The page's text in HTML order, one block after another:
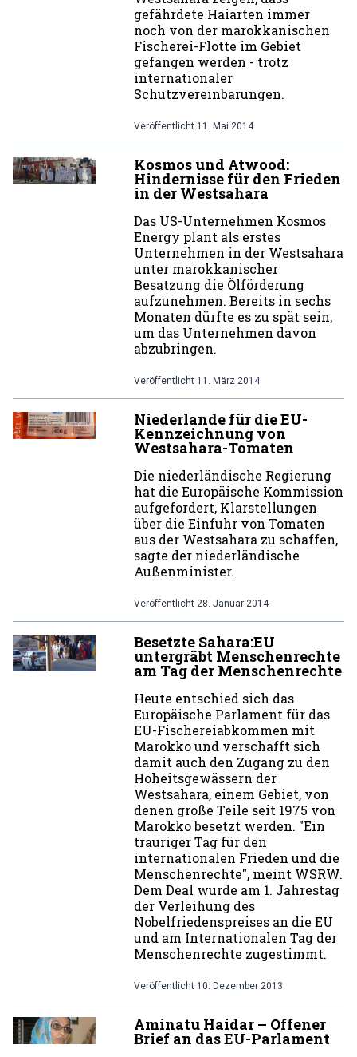
gefährdete Haiarten immer
noch von der marokkanischen
Fischerei-Flotte im Gebiet
gefangen werden - trotz
internationaler
Schutzvereinbarungen.
Veröffentlicht 11. Mai 2014
Kosmos und Atwood:
Hindernisse für den Frieden
in der Westsahara
Das US-Unternehmen Kosmos
Energy plant als erstes
Unternehmen in der Westsahara
unter marokkanischer
Besatzung die Ölförderung
aufzunehmen. Bereits in sechs
Monaten dürfte es zu spät sein,
um das Unternehmen davon
abzubringen.
Veröffentlicht 11. März 2014
Niederlande für die EU-
Kennzeichnung von
Westsahara-Tomaten
Die niederländische Regierung
hat die Europäische Kommission
aufgefordert, Klarstellungen
über die Einfuhr von Tomaten
aus der Westsahara zu schaffen,
sagte der niederländische
Außenminister.
Veröffentlicht 28. Januar 2014
Besetzte Sahara:EU
untergräbt Menschenrechte
am Tag der Menschenrechte
Heute entschied sich das
Europäische Parlament für das
EU-Fischereiabkommen mit
Marokko und verschafft sich
damit auch den Zugang zu den
Hoheitsgewässern der
Westsahara, einem Gebiet, von
denen große Teile seit 1975 von
Marokko besetzt werden. "Ein
trauriger Tag für den
internationalen Frieden und die
Menschenrechte", meint WSRW.
Dem Deal wurde am 1. Jahrestag
der Verleihung des
Nobelfriedenspreises an die EU
und am Internationalen Tag der
Menschenrechte zugestimmt.
Veröffentlicht 10. Dezember 2013
Aminatu Haidar – Offener
Brief an das EU-Parlament